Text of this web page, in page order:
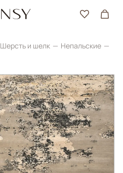
Шерсть и шелк
Непальские